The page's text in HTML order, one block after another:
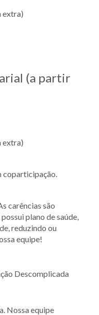
extra)
(a partir
extra)
coparticipação.
carências são
plano de saúde,
reduzindo ou
equipe!
Descomplicada
Nossa equipe